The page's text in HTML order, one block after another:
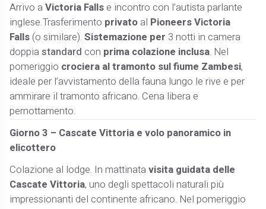
Arrivo aVictoria Fallse incontro con l’autista parlante
inglese.Trasferimento privato al Pioneers Victoria
Falls (o similare).Sistemazione per 3 notti in camera
doppiastandard con prima colazione inclusa. Nel
pomeriggio crociera al tramonto sul fiume Zambesi,
ideale per l’avvistamento della fauna lungo le rive e per
ammirare il tramonto africano. Cena libera e
pernottamento.
Giorno 3 – Cascate Vittoria e volo panoramico in
elicottero
Colazione al lodge. In mattinatavisita guidata delle
Cascate Vittoria, uno degli spettacoli naturali più
impressionanti del continente africano. Nel pomeriggio